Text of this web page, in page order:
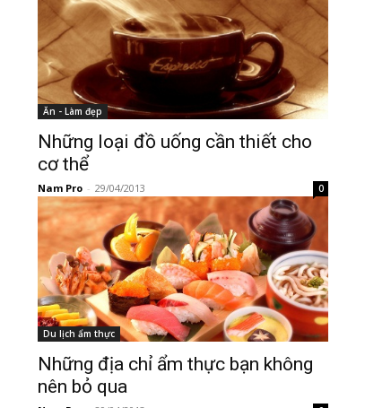
Ăn - Làm đẹp
Những loại đồ uống cần thiết cho
cơ thể
Nam Pro - 29/04/2013 0
Du lịch ẩm thực
Những địa chỉ ẩm thực bạn không
nên bỏ qua